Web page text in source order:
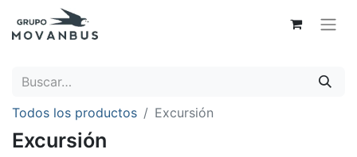
Todos los productos Excursión
Excursión